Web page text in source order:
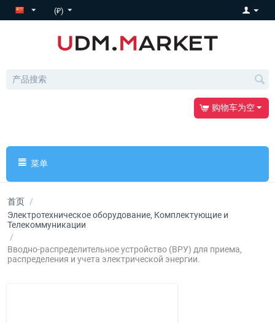
(₽)
购物车为空
菜单
首页 /
Электротехническое оборудование, Комплектующие и
Телекоммуникации
/
Вводно-распределительное устройство (ВРУ) для приема,
распределения и учета электрической энергии.